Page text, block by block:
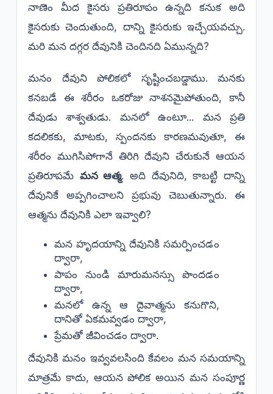
​నాణెం మీద కైసరు ప్రతిరూపం ఉన్నది కనుక అది
కైసరుకు చెందుతుంది, దాన్ని కైసరుకు ఇచ్చేయవచ్చు.
మరి మన దగ్గర దేవునికి చెందినది ఏమున్నది?
​మనం దేవుని పోలికలో సృష్టించబడ్డాము. మనకు
కనబడే ఈ శరీరం ఒకరోజు నాశనమైపోతుంది, కానీ
దేవుడు శాశ్వతుడు. మనలో ఉంటూ... మన ప్రతి
కదలికకు, మాటకు, స్పందనకు కారణమవుతూ, ఈ
శరీరం ముగిసిపోగానే తిరిగి దేవుని చేరుకునే ఆయన
ప్రతిరూపమే మన ఆత్మ. అది దేవునిది, కాబట్టి దాన్ని
దేవునికే అప్పగించాలని ప్రభువు చెబుతున్నారు. ఈ
ఆత్మను దేవునికి ఎలా ఇవ్వాలి?
​మన హృదయాన్ని దేవునికి సమర్పించడం
ద్వారా,
​పాపం నుండి మారుమనస్సు పొందడం
ద్వారా,
​మనలో ఉన్న ఆ దైవాత్మను కనుగొని,
దానితో ఏకమవ్వడం ద్వారా,
​ప్రేమతో జీవించడం ద్వారా.
​దేవునికి మనం ఇవ్వవలసింది కేవలం మన సమయాన్ని
మాత్రమే కాదు, ఆయన పోలిక అయిన మన సంపూర్ణ